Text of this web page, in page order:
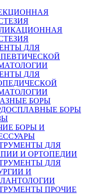
ДЛЯ
ДЛЯ
БОРЫ
БОРЫ
БОРЫ И
ДЛЯ
И ОРТОПЕДИИ
ДЛЯ
И
ПРОЧИЕ